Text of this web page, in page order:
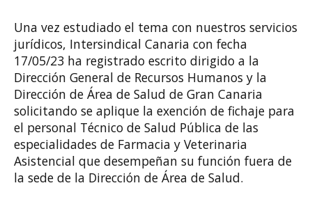
Una vez estudiado el tema con nuestros servicios
jurídicos, Intersindical Canaria con fecha
17/05/23 ha registrado escrito dirigido a la
Dirección General de Recursos Humanos y la
Dirección de Área de Salud de Gran Canaria
solicitando se aplique la exención de fichaje para
el personal Técnico de Salud Pública de las
especialidades de Farmacia y Veterinaria
Asistencial que desempeñan su función fuera de
la sede de la Dirección de Área de Salud.